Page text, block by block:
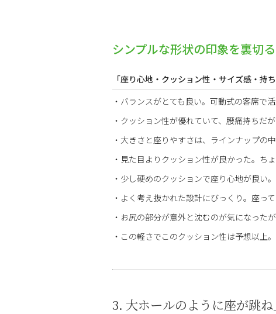
シンプルな形状の印象を裏切
「座り心地・クッション性・サイズ感・
・バランスがとても良い。可動式の客席で活
・クッション性が優れていて、腰痛持ちだ
・大きさと座りやすさは、ラインナップの
・見た目よりクッション性が良かった。ち
・少し硬めのクッションで座り心地が良い。
・よく考え抜かれた設計にびっくり。座っ
・お尻の部分が意外と沈むのが気になった
・この軽さでこのクッション性は予想以上
3. 大ホールのように座が跳